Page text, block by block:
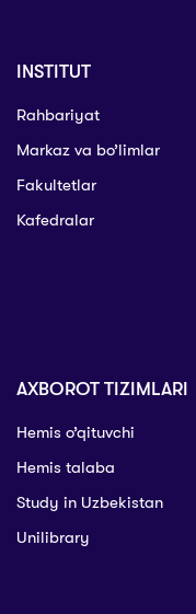
INSTITUT
Rahbariyat
Markaz va bo’limlar
Fakultetlar
Kafedralar
AXBOROT TIZIMLARI
Hemis o’qituvchi
Hemis talaba
Study in Uzbekistan
Unilibrary